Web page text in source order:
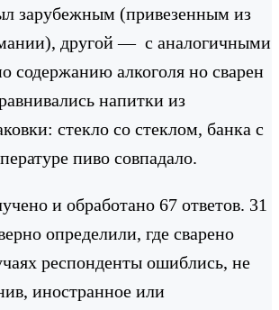
зарубежным (привезенным из
другой — с аналогичными
содержанию алкоголя но сварен
напитки из
стекло со стеклом, банка с
пиво совпадало.
и обработано 67 ответов. 31
определили, где сварено
респонденты ошиблись, не
иностранное или